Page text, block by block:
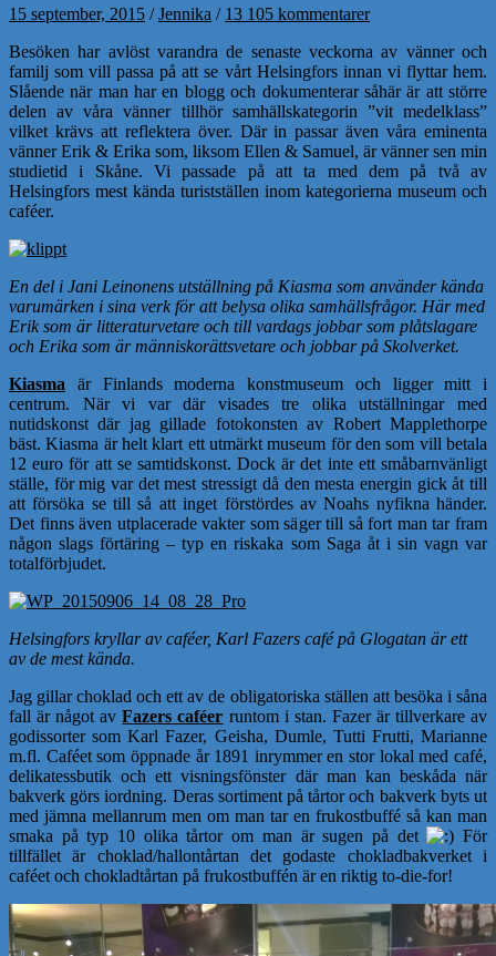
15 september, 2015 /Jennika / 13 105 kommentarer
Besöken har avlöst varandra de senaste veckorna av vänner och
familj som vill passa på att se vårt Helsingfors innan vi flyttar hem.
Slående när man har en blogg och dokumenterar såhär är att större
delen av våra vänner tillhör samhällskategorin ”vit medelklass”
vilket krävs att reflektera över. Där in passar även våra eminenta
vänner Erik & Erika som, liksom Ellen & Samuel, är vänner sen min
studietid i Skåne. Vi passade på att ta med dem på två av
Helsingfors mest kända turistställen inom kategorierna museum och
caféer.
En del i Jani Leinonens utställning på Kiasma som använder kända
varumärken i sina verk för att belysa olika samhällsfrågor. Här med
Erik som är litteraturvetare och till vardags jobbar som plåtslagare
och Erika som är människorättsvetare och jobbar på Skolverket.
Kiasma är Finlands moderna konstmuseum och ligger mitt i
centrum. När vi var där visades tre olika utställningar med
nutidskonst där jag gillade fotokonsten av Robert Mapplethorpe
bäst. Kiasma är helt klart ett utmärkt museum för den som vill betala
12 euro för att se samtidskonst. Dock är det inte ett småbarnvänligt
ställe, för mig var det mest stressigt då den mesta energin gick åt till
att försöka se till så att inget förstördes av Noahs nyfikna händer.
Det finns även utplacerade vakter som säger till så fort man tar fram
någon slags förtäring – typ en riskaka som Saga åt i sin vagn var
totalförbjudet.
Helsingfors kryllar av caféer, Karl Fazers café på Glogatan är ett
av de mest kända.
Jag gillar choklad och ett av de obligatoriska ställen att besöka i såna
fall är något avFazers caféer runtom i stan. Fazer är tillverkare av
godissorter som Karl Fazer, Geisha, Dumle, Tutti Frutti, Marianne
m.fl. Caféet som öppnade år 1891 inrymmer en stor lokal med café,
delikatessbutik och ett visningsfönster där man kan beskåda när
bakverk görs iordning. Deras sortiment på tårtor och bakverk byts ut
med jämna mellanrum men om man tar en frukostbuffé så kan man
smaka på typ 10 olika tårtor om man är sugen på det
För
tillfället är choklad/hallontårtan det godaste chokladbakverket i
caféet och chokladtårtan på frukostbuffén är en riktig to-die-for!